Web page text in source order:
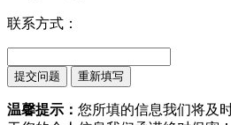
联系方式：
温馨提示： 您所填的信息我们将及